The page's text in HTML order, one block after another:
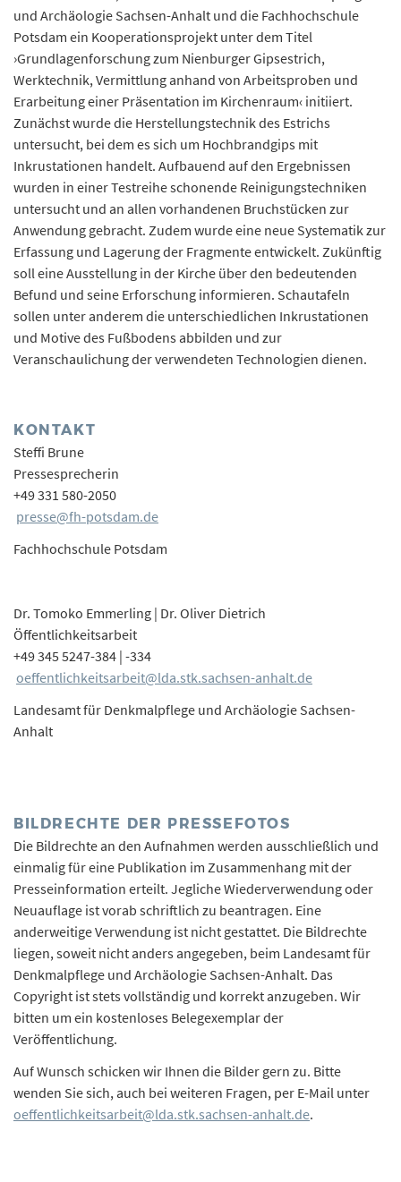
und Archäologie Sachsen-Anhalt und die Fachhochschule
Potsdam ein Kooperationsprojekt unter dem Titel
›Grundlagenforschung zum Nienburger Gipsestrich,
Werktechnik, Vermittlung anhand von Arbeitsproben und
Erarbeitung einer Präsentation im Kirchenraum‹ initiiert.
Zunächst wurde die Herstellungstechnik des Estrichs
untersucht, bei dem es sich um Hochbrandgips mit
Inkrustationen handelt. Aufbauend auf den Ergebnissen
wurden in einer Testreihe schonende Reinigungstechniken
untersucht und an allen vorhandenen Bruchstücken zur
Anwendung gebracht. Zudem wurde eine neue Systematik zur
Erfassung und Lagerung der Fragmente entwickelt. Zukünftig
soll eine Ausstellung in der Kirche über den bedeutenden
Befund und seine Erforschung informieren. Schautafeln
sollen unter anderem die unterschiedlichen Inkrustationen
und Motive des Fußbodens abbilden und zur
Veranschaulichung der verwendeten Technologien dienen.
KONTAKT
Steffi Brune
Pressesprecherin
+49 331 580-2050
presse@fh-potsdam.de
Fachhochschule Potsdam
Dr. Tomoko Emmerling | Dr. Oliver Dietrich
Öffentlichkeitsarbeit
+49 345 5247-384 | -334
oeffentlichkeitsarbeit@lda.stk.sachsen-anhalt.de
Landesamt für Denkmalpflege und Archäologie Sachsen-
Anhalt
BILDRECHTE DER PRESSEFOTOS
Die Bildrechte an den Aufnahmen werden ausschließlich und
einmalig für eine Publikation im Zusammenhang mit der
Presseinformation erteilt. Jegliche Wiederverwendung oder
Neuauflage ist vorab schriftlich zu beantragen. Eine
anderweitige Verwendung ist nicht gestattet. Die Bildrechte
liegen, soweit nicht anders angegeben, beim Landesamt für
Denkmalpflege und Archäologie Sachsen-Anhalt. Das
Copyright ist stets vollständig und korrekt anzugeben. Wir
bitten um ein kostenloses Belegexemplar der
Veröffentlichung.
Auf Wunsch schicken wir Ihnen die Bilder gern zu. Bitte
wenden Sie sich, auch bei weiteren Fragen, per E-Mail unter
oeffentlichkeitsarbeit@lda.stk.sachsen-anhalt.de.